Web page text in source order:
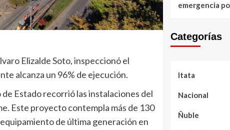
Elizalde Soto, inspeccionó el
alcanza un 96% de ejecución.
Estado recorrió las instalaciones del
Este proyecto contempla más de 130
de última generación en
emergencia
Categorías
Itata
Nacional
Ñuble